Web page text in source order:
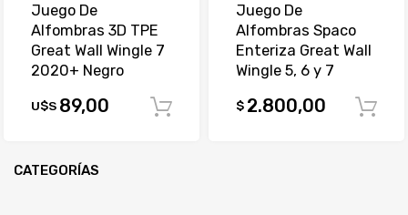
Juego De
Alfombras 3D TPE
Great Wall Wingle 7
2020+ Negro
U$S 89,00 Comprar
Juego De
Alfombras Spaco
Enteriza Great Wall
Wingle 5, 6 y 7
$ 2.800,00
CATEGORÍAS